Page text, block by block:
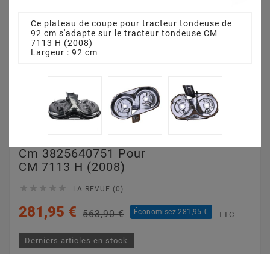
Cm 3825640751 Pour
CM 7113 H (2008)
     LA REVUE (0)
281,95 € 563,90 € Économisez 281,95 € TTC
Derniers articles en stock
Ce plateau de coupe pour tracteur tondeuse de
92 cm s'adapte sur le tracteur tondeuse CM
7113 H (2008)
Largeur : 92 cm